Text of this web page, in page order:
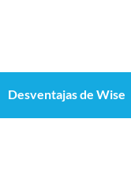
Desventajas de Wise